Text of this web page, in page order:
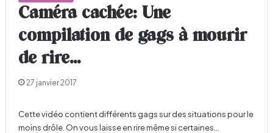
Caméra cachée: Une
compilation de gags à mourir
de rire…
27 janvier 2017
Cette vidéo contient différents gags sur des situations pour le
moins drôle. On vous laisse en rire même si certaines…